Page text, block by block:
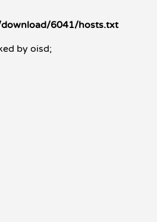
6041/hosts.txt
by oisd;